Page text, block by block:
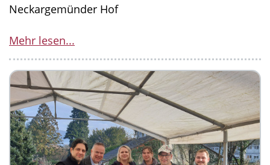
Neckargemünder Hof
Mehr lesen...